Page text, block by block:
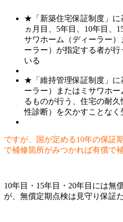
★「新築住宅保証制度」に
ヵ月目、5年目、10年目、
サワホーム（ディーラー
ーラー）が指定する者が
いる
★「維持管理保証制度」に
ーラー）またはミサワホ
るものが行う、住宅の耐
性診断）を欠かすことなく
ですが、国が定める10年の保証
で補修箇所がみつかれば有償で
10年目・15年目・20年目には無
が、無償定期点検は見守り保証